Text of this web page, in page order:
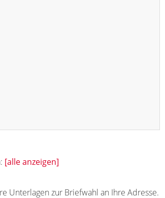
[alle anzeigen]
Unterlagen zur Briefwahl an Ihre Adresse.